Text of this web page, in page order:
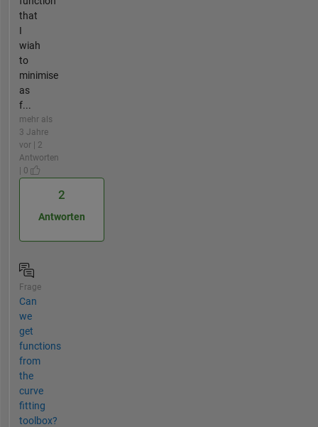
that
I
wiah
to
minimise
as
f...
mehr als
3 Jahre
vor | 2
Antworten
| 0
2
Antworten
Frage
Can
we
get
functions
from
the
curve
fitting
toolbox?